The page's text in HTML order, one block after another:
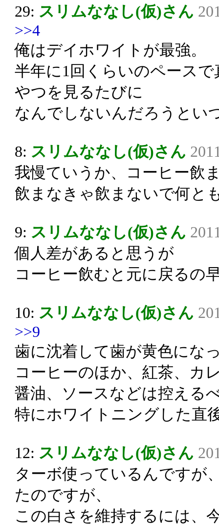
29: スリムななし(仮)さん
>>4
俺はデイホワイトが最強。
半年に1回くらいのペース
やつを見るたびに
なんでしないんだろうとい
8: スリムななし(仮)さん
我慢ていうか、コーヒー飲
飲まなきゃ飲まないで何と
9: スリムななし(仮)さん
個人差があると思うが
コーヒー飲むと元に戻るの
10: スリムななし(仮)さん
>>9
歯に沈着して歯が黄色にな
コーヒーのほか、紅茶、カ
醤油、ソースなどは控える
特にホワイトニングした直
12: スリムななし(仮)さん
ターボ使っているんですが
たのですが、
この白さを維持するには、